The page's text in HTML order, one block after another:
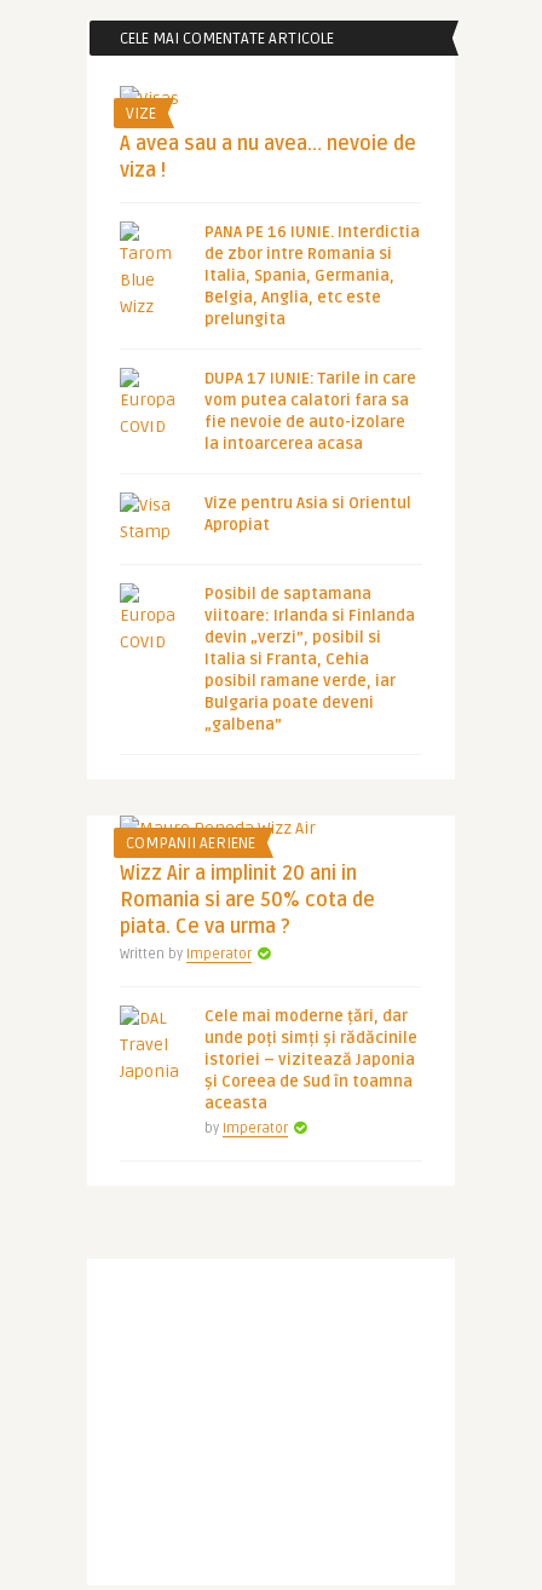
CELE MAI COMENTATE ARTICOLE
VIZE
A avea sau a nu avea… nevoie de
viza !
PANA PE 16 IUNIE. Interdictia
de zbor intre Romania si
Italia, Spania, Germania,
Belgia, Anglia, etc este
prelungita
DUPA 17 IUNIE: Tarile in care
vom putea calatori fara sa
fie nevoie de auto-izolare
la intoarcerea acasa
Vize pentru Asia si Orientul
Apropiat
Posibil de saptamana
viitoare: Irlanda si Finlanda
devin „verzi”, posibil si
Italia si Franta, Cehia
posibil ramane verde, iar
Bulgaria poate deveni
„galbena”
COMPANII AERIENE
Wizz Air a implinit 20 ani in
Romania si are 50% cota de
piata. Ce va urma ?
Written by Imperator
Cele mai moderne țări, dar
unde poți simți și rădăcinile
istoriei – vizitează Japonia
și Coreea de Sud în toamna
aceasta
by Imperator